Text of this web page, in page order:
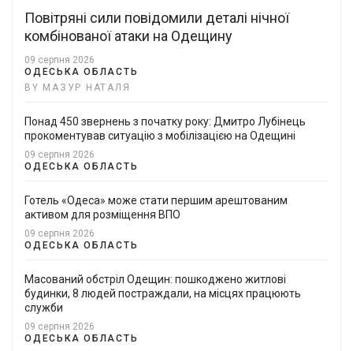
Повітряні сили повідомили деталі нічної
комбінованої атаки на Одещину
09 серпня 2026
ОДЕСЬКА ОБЛАСТЬ
BY МАЗУР НАТАЛЯ
Понад 450 звернень з початку року: Дмитро Лубінець
прокоментував ситуацію з мобілізацією на Одещині
09 серпня 2026
ОДЕСЬКА ОБЛАСТЬ
Готель «Одеса» може стати першим арештованим
активом для розміщення ВПО
09 серпня 2026
ОДЕСЬКА ОБЛАСТЬ
Масований обстріл Одещин: пошкоджено житлові
будинки, 8 людей постраждали, на місцях працюють
служби
09 серпня 2026
ОДЕСЬКА ОБЛАСТЬ